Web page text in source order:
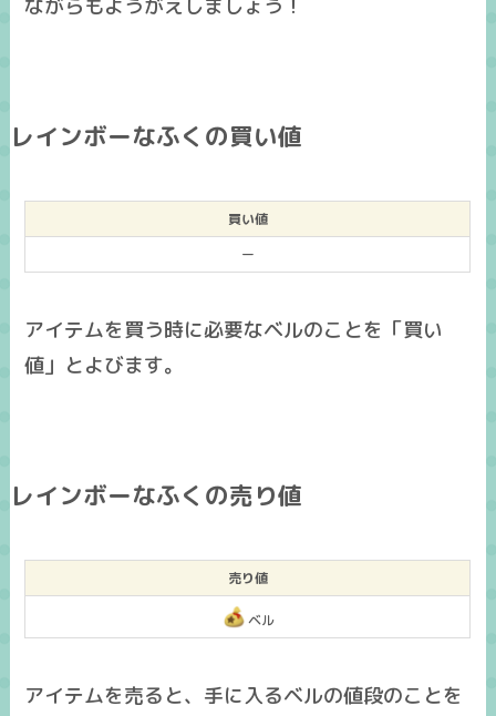
ながらもようがえしましょう！
レインボーなふくの買い値
買い値
ー
アイテムを買う時に必要なベルのことを「買い
値」とよびます。
レインボーなふくの売り値
売り値
ベル
アイテムを売ると、手に入るベルの値段のことを